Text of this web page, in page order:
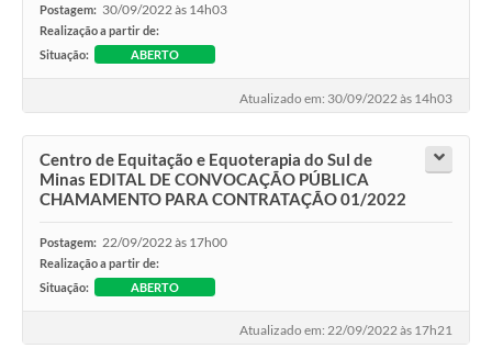
Postagem: 30/09/2022 às 14h03
Realização a partir de:
Situação:
ABERTO
Atualizado em: 30/09/2022 às 14h03
Centro de Equitação e Equoterapia do Sul de
Minas EDITAL DE CONVOCAÇÃO PÚBLICA
CHAMAMENTO PARA CONTRATAÇÃO 01/2022
Postagem: 22/09/2022 às 17h00
Realização a partir de:
Situação:
ABERTO
Atualizado em: 22/09/2022 às 17h21